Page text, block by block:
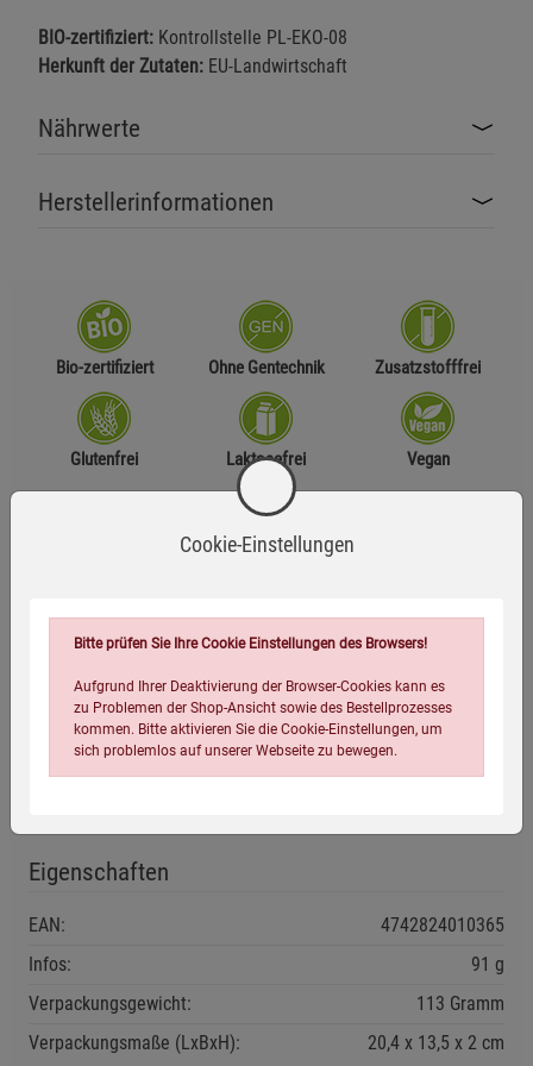
BIO-zertifiziert: Kontrollstelle PL-EKO-08
Herkunft der Zutaten: EU-Landwirtschaft
Nährwerte
Herstellerinformationen
Bio-zertifiziert Ohne Gentechnik Zusatzstofffrei
Glutenfrei Laktosefrei Vegan
biologischer Wildsammlung
Anwendungsempfehlung
Geöffnete Packung stets gut verschließen, trocken und vor
Wärme geschützt lagern.
Eigenschaften
EAN:
4742824010365
Infos:
91 g
Verpackungsgewicht:
113 Gramm
Verpackungsmaße (LxBxH):
20,4 13,5 2 cm
Cookie-Einstellungen
Bitte prüfen Sie Ihre Cookie Einstellungen des Browsers!
Aufgrund Ihrer Deaktivierung der Browser-Cookies kann es
zu Problemen der Shop-Ansicht sowie des Bestellprozesses
kommen. Bitte aktivieren Sie die Cookie-Einstellungen, um
sich problemlos auf unserer Webseite zu bewegen.
Einstellungen speichern für die Gruppe